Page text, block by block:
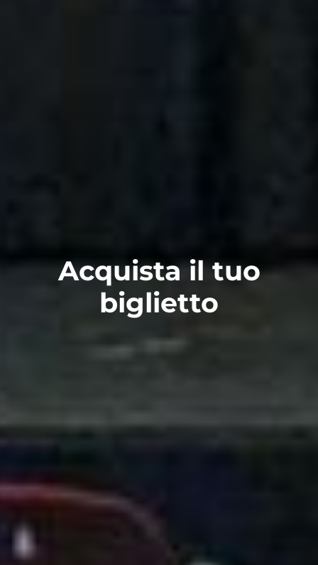
Acquista il tuo
biglietto